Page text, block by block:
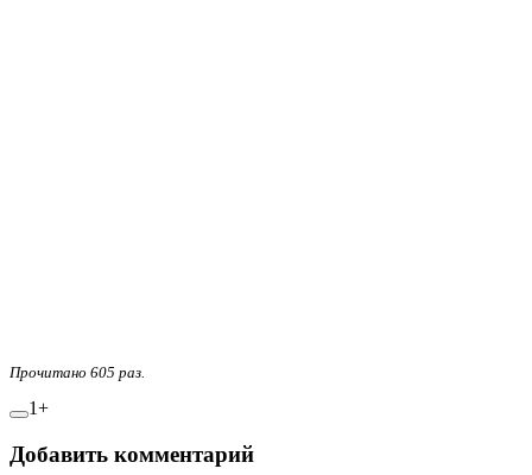
Прочитано 605 раз.
1+
Добавить комментарий